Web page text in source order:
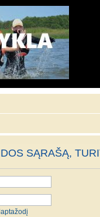
SĄRAŠĄ,